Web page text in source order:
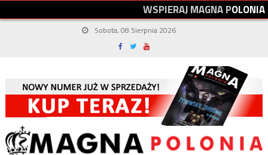
WSPIERAJMAGNAPOLONIA
Sobota, 08 Sierpnia 2026